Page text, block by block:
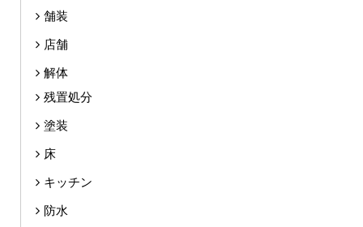
舗装
店舗
解体
残置処分
塗装
床
キッチン
防水